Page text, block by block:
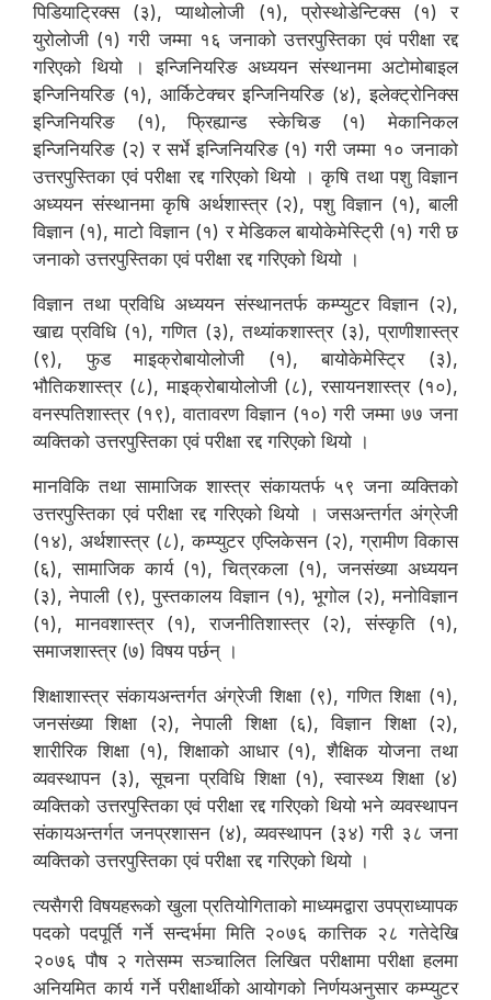
पिडियाट्रिक्स (३), प्याथोलोजी (१), प्रोस्थोडेन्टिक्स (१) र
युरोलोजी (१) गरी जम्मा १६ जनाको उत्तरपुस्तिका एवं परीक्षा रद्द
गरिएको थियो । इन्जिनियरिङ अध्ययन संस्थानमा अटोमोबाइल
इन्जिनियरिङ (१), आर्किटेक्चर इन्जिनियरिङ (४), इलेक्ट्रोनिक्स
इन्जिनियरिङ (१), फ्रिह्यान्ड स्केचिङ (१) मेकानिकल
इन्जिनियरिङ (२) र सर्भे इन्जिनियरिङ (१) गरी जम्मा १० जनाको
उत्तरपुस्तिका एवं परीक्षा रद्द गरिएको थियो । कृषि तथा पशु विज्ञान
अध्ययन संस्थानमा कृषि अर्थशास्त्र (२), पशु विज्ञान (१), बाली
विज्ञान (१), माटो विज्ञान (१) र मेडिकल बायोकेमेस्ट्रिी (१) गरी छ
जनाको उत्तरपुस्तिका एवं परीक्षा रद्द गरिएको थियो ।
विज्ञान तथा प्रविधि अध्ययन संस्थानतर्फ कम्प्युटर विज्ञान (२),
खाद्य प्रविधि (१), गणित (३), तथ्यांकशास्त्र (३), प्राणीशास्त्र
(९), फुड माइक्रोबायोलोजी (१), बायोकेमेस्ट्रि (३),
भौतिकशास्त्र (८), माइक्रोबायोलोजी (८), रसायनशास्त्र (१०),
वनस्पतिशास्त्र (१९), वातावरण विज्ञान (१०) गरी जम्मा ७७ जना
व्यक्तिको उत्तरपुस्तिका एवं परीक्षा रद्द गरिएको थियो ।
मानविकि तथा सामाजिक शास्त्र संकायतर्फ ५९ जना व्यक्तिको
उत्तरपुस्तिका एवं परीक्षा रद्द गरिएको थियो । जसअन्तर्गत अंग्रेजी
(१४), अर्थशास्त्र (८), कम्प्युटर एप्लिकेसन (२), ग्रामीण विकास
(६), सामाजिक कार्य (१), चित्रकला (१), जनसंख्या अध्ययन
(३), नेपाली (९), पुस्तकालय विज्ञान (१), भूगोल (२), मनोविज्ञान
(१), मानवशास्त्र (१), राजनीतिशास्त्र (२), संस्कृति (१),
समाजशास्त्र (७) विषय पर्छन् ।
शिक्षाशास्त्र संकायअन्तर्गत अंग्रेजी शिक्षा (९), गणित शिक्षा (१),
जनसंख्या शिक्षा (२), नेपाली शिक्षा (६), विज्ञान शिक्षा (२),
शारीरिक शिक्षा (१), शिक्षाको आधार (१), शैक्षिक योजना तथा
व्यवस्थापन (३), सूचना प्रविधि शिक्षा (१), स्वास्थ्य शिक्षा (४)
व्यक्तिको उत्तरपुस्तिका एवं परीक्षा रद्द गरिएको थियो भने व्यवस्थापन
संकायअन्तर्गत जनप्रशासन (४), व्यवस्थापन (३४) गरी ३८ जना
व्यक्तिको उत्तरपुस्तिका एवं परीक्षा रद्द गरिएको थियो ।
त्यसैगरी विषयहरूको खुला प्रतियोगिताको माध्यमद्वारा उपप्राध्यापक
पदको पदपूर्ति गर्ने सन्दर्भमा मिति २०७६ कात्तिक २८ गतेदेखि
२०७६ पौष २ गतेसम्म सञ्चालित लिखित परीक्षामा परीक्षा हलमा
अनियमित कार्य गर्ने परीक्षार्थीको आयोगको निर्णयअनुसार कम्प्युटर